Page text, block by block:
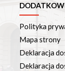
Polityka
Mapa strony
Deklaracja
Deklaracja